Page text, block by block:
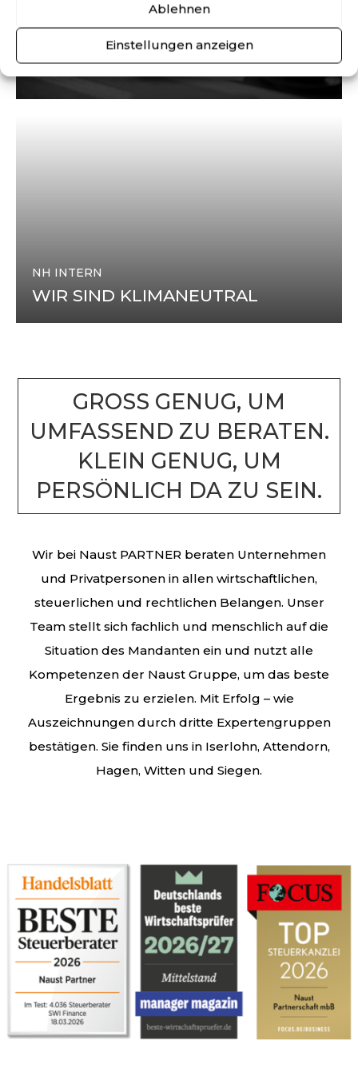
Ablehnen
Einstellungen anzeigen
STEUERNEWS
SELBSTÄNDIG ODER ANGESTELLT?
NH INTERN
WIR SIND KLIMANEUTRAL
GROSS GENUG, UM U
MFASSEND ZU BERATEN. K
LEIN GENUG, UM P
ERSÖNLICH DA ZU SEIN.
Wir bei Naust PARTNER beraten Unternehmen
und Privatpersonen in allen wirtschaftlichen,
steuerlichen und rechtlichen Belangen. Unser
Team stellt sich fachlich und menschlich auf die
Situation des Mandanten ein und nutzt alle
Kompetenzen der Naust Gruppe, um das beste
Ergebnis zu erzielen. Mit Erfolg – wie
Auszeichnungen durch dritte Expertengruppen
bestätigen. Sie finden uns in Iserlohn, Attendorn,
Hagen, Witten und Siegen.